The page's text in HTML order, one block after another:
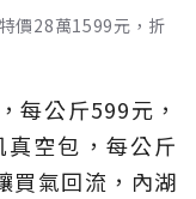
價28萬1599元，折
每公斤599元，
空包，每公斤
買氣回流，內湖